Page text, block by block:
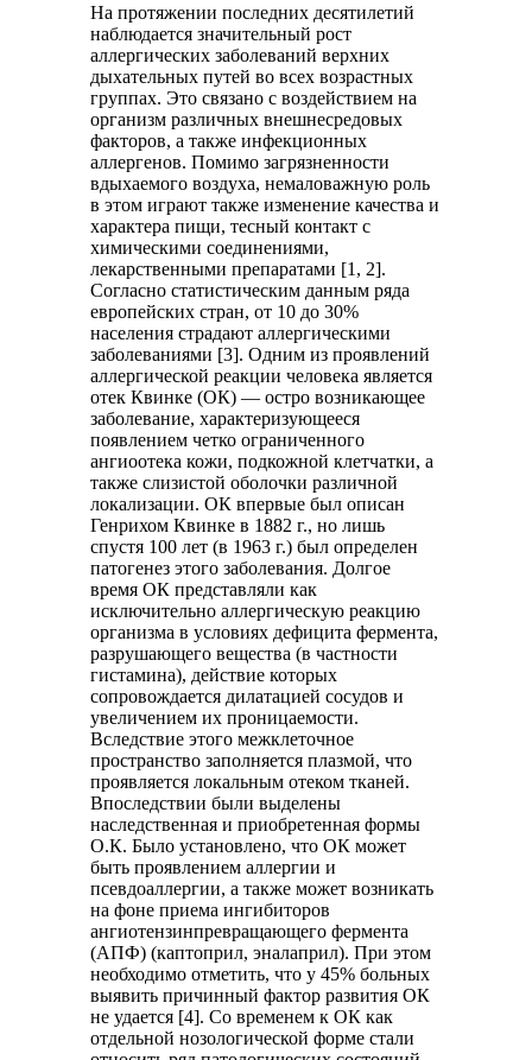
На протяжении последних десятилетий
наблюдается значительный рост
аллергических заболеваний верхних
дыхательных путей во всех возрастных
группах. Это связано с воздействием на
организм различных внешнесредовых
факторов, а также инфекционных
аллергенов. Помимо загрязненности
вдыхаемого воздуха, немаловажную роль
в этом играют также изменение качества и
характера пищи, тесный контакт с
химическими соединениями,
лекарственными препаратами [1, 2].
Согласно статистическим данным ряда
европейских стран, от 10 до 30%
населения страдают аллергическими
заболеваниями [3]. Одним из проявлений
аллергической реакции человека является
отек Квинке (ОК) — остро возникающее
заболевание, характеризующееся
появлением четко ограниченного
ангиоотека кожи, подкожной клетчатки, а
также слизистой оболочки различной
локализации. ОК впервые был описан
Генрихом Квинке в 1882 г., но лишь
спустя 100 лет (в 1963 г.) был определен
патогенез этого заболевания. Долгое
время ОК представляли как
исключительно аллергическую реакцию
организма в условиях дефицита фермента,
разрушающего вещества (в частности
гистамина), действие которых
сопровождается дилатацией сосудов и
увеличением их проницаемости.
Вследствие этого межклеточное
пространство заполняется плазмой, что
проявляется локальным отеком тканей.
Впоследствии были выделены
наследственная и приобретенная формы
О.К. Было установлено, что ОК может
быть проявлением аллергии и
псевдоаллергии, а также может возникать
на фоне приема ингибиторов
ангиотензинпревращающего фермента
(АПФ) (каптоприл, эналаприл). При этом
необходимо отметить, что у 45% больных
выявить причинный фактор развития ОК
не удается [4]. Со временем к ОК как
отдельной нозологической форме стали